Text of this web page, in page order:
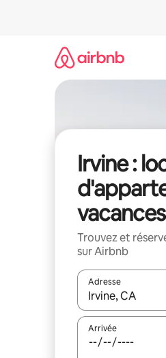
Irvine :
vacances
Trouvez et
sur Airbnb
Adresse
Lorsque les
Arrivée